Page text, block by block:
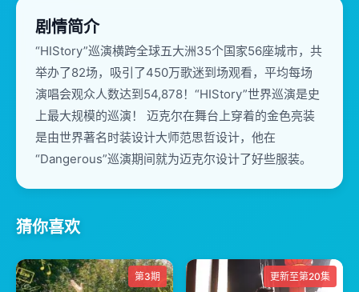
剧情简介
“HIStory”巡演横跨全球五大洲35个国家56座城市，共
举办了82场，吸引了450万歌迷到场观看，平均每场
演唱会观众人数达到54,878！“HIStory”世界巡演是史
上最大规模的巡演！ 迈克尔在舞台上穿着的金色亮装
是由世界著名时装设计大师范思哲设计，他在
“Dangerous”巡演期间就为迈克尔设计了好些服装。
猜你喜欢
第3期 更新至第20集